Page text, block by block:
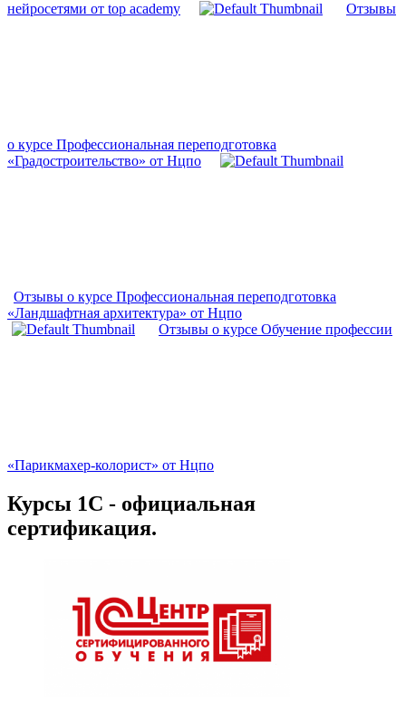
нейросетями от top academy Отзывы
о курсе Профессиональная переподготовка
«Градостроительство» от Нцпо
Отзывы о курсе Профессиональная переподготовка
«Ландшафтная архитектура» от Нцпо
Отзывы о курсе Обучение профессии
«Парикмахер-колорист» от Нцпо
Курсы 1С - официальная
сертификация.